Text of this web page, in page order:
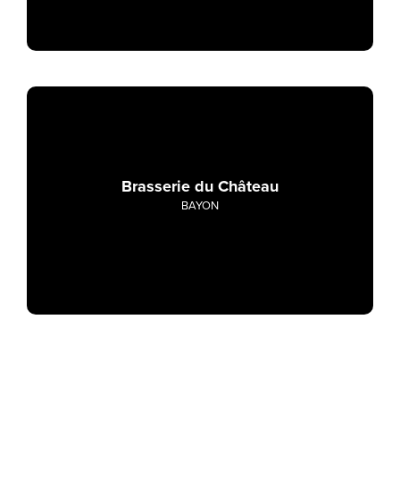
Brasserie du Château
BAYON